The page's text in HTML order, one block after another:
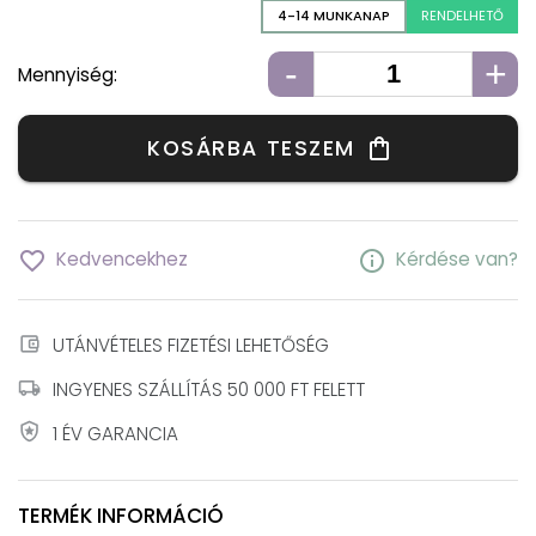
4-14 MUNKANAP RENDELHETŐ
Mennyiség: - +
KOSÁRBA TESZEM shopping_bag
favorite_border Kedvencekhez info Kérdése van?
account_balance_wallet UTÁNVÉTELES FIZETÉSI LEHETŐSÉG
local_shipping INGYENES SZÁLLÍTÁS 50 000 FT FELETT
local_police 1 ÉV GARANCIA
TERMÉK INFORMÁCIÓ